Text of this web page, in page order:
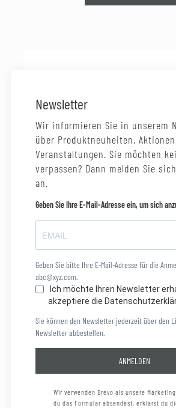
Newsletter
Wir informieren Sie in unserem
über Produktneuheiten,
Veranstaltungen. Sie möchten
verpassen? Dann melden Sie
an.
Geben Sie Ihre E-Mail-Adresse ein, um sich
Geben Sie bitte Ihre E-Mail-Adresse für die
abc@xyz.com.
Ich möchte Ihren Newsletter
akzeptiere die
Sie können den Newsletter jederzeit über den
Newsletter abbestellen.
ANMELDEN
Wir verwenden Brevo als unsere
du das Formular absendest, erklärst du